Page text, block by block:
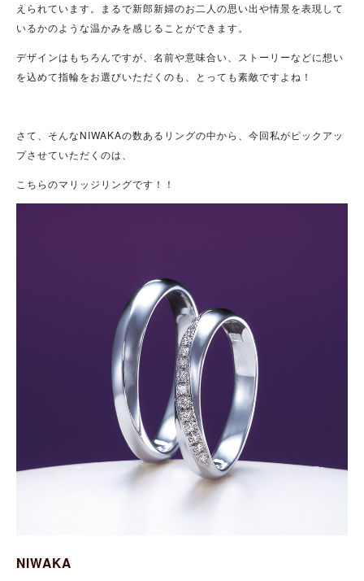
えられています。まるで新郎新婦のお二人の思い出や情景を表現して
いるかのような温かみを感じることができます。
デザインはもちろんですが、名前や意味合い、ストーリーなどに想い
を込めて指輪をお選びいただくのも、とっても素敵ですよね！
さて、そんなNIWAKAの数あるリングの中から、今回私がピックアッ
プさせていただくのは、
こちらのマリッジリングです！！
NIWAKA